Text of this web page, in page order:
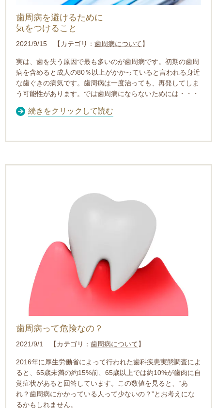
歯周病を避けるために
気をつけること
2021/9/15 【カテゴリ： 歯周病について 】
実は、歯を失う原因で最も多いのが歯周病です。初期の歯周
病を含めると成人の80％以上がかかっていると言われる身近
な歯ぐきの病気です。歯周病は一度治っても、再発してしま
う可能性があります。では歯周病にならないためには・・・
続きをクリックして読む
歯周病って危険なの？
2021/9/1 【カテゴリ： 歯周病について 】
2016年に厚生労働省によって行われた歯科疾患実態調査によ
ると、65歳未満の約15%前、65歳以上では約10%が歯肉に自
覚症状があると回答しています。この数値を見ると、“あ
れ？歯周病にかかっている人って少ないの？”とお考えにな
るかもしれません。